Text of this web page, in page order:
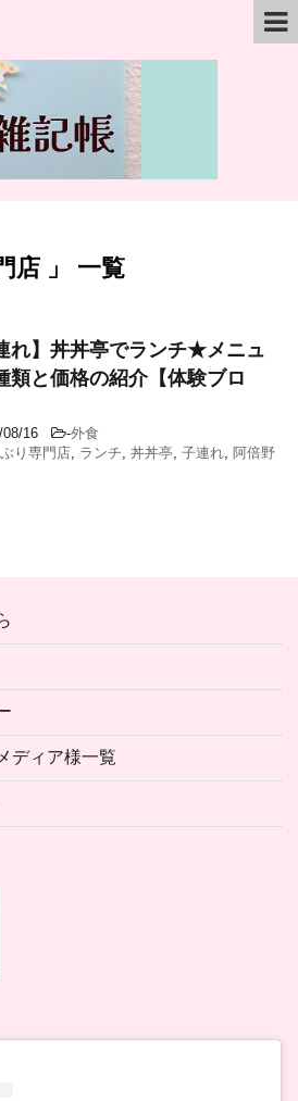
店 」 一覧
れ】丼丼亭でランチ★メニュ
類と価格の紹介【体験ブロ
08/16 -外食
り専門店, ランチ, 丼丼亭, 子連れ, 阿倍野
ディア様一覧